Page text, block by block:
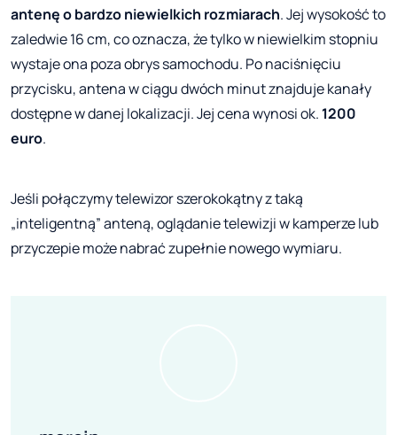
antenę o bardzo niewielkich rozmiarach. Jej wysokość to
zaledwie 16 cm, co oznacza, że tylko w niewielkim stopniu
wystaje ona poza obrys samochodu. Po naciśnięciu
przycisku, antena w ciągu dwóch minut znajduje kanały
dostępne w danej lokalizacji. Jej cena wynosi ok. 1200
euro.
Jeśli połączymy telewizor szerokokątny z taką
„inteligentną” anteną, oglądanie telewizji w kamperze lub
przyczepie może nabrać zupełnie nowego wymiaru.